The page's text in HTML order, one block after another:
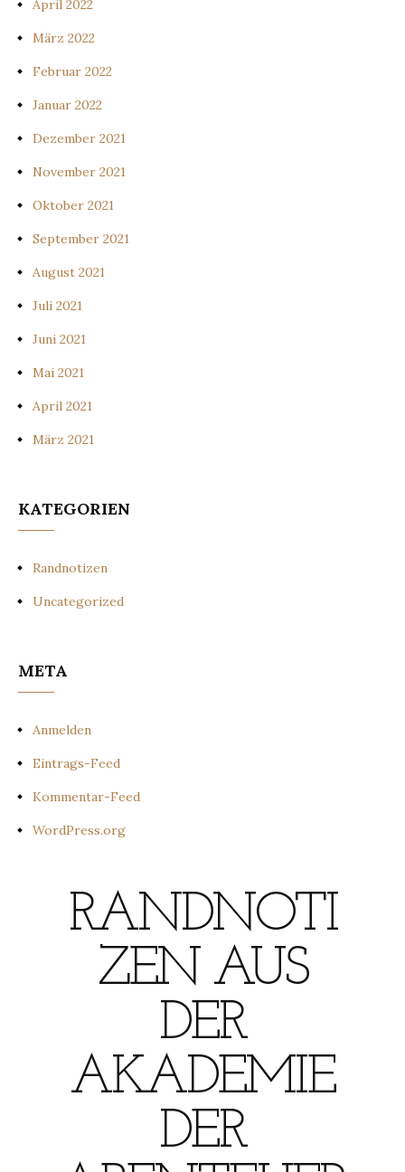
April 2022
März 2022
Februar 2022
Januar 2022
Dezember 2021
November 2021
Oktober 2021
September 2021
August 2021
Juli 2021
Juni 2021
Mai 2021
April 2021
März 2021
KATEGORIEN
Randnotizen
Uncategorized
META
Anmelden
Eintrags-Feed
Kommentar-Feed
WordPress.org
RANDNOTI
ZEN AUS
DER
AKADEMIE
DER